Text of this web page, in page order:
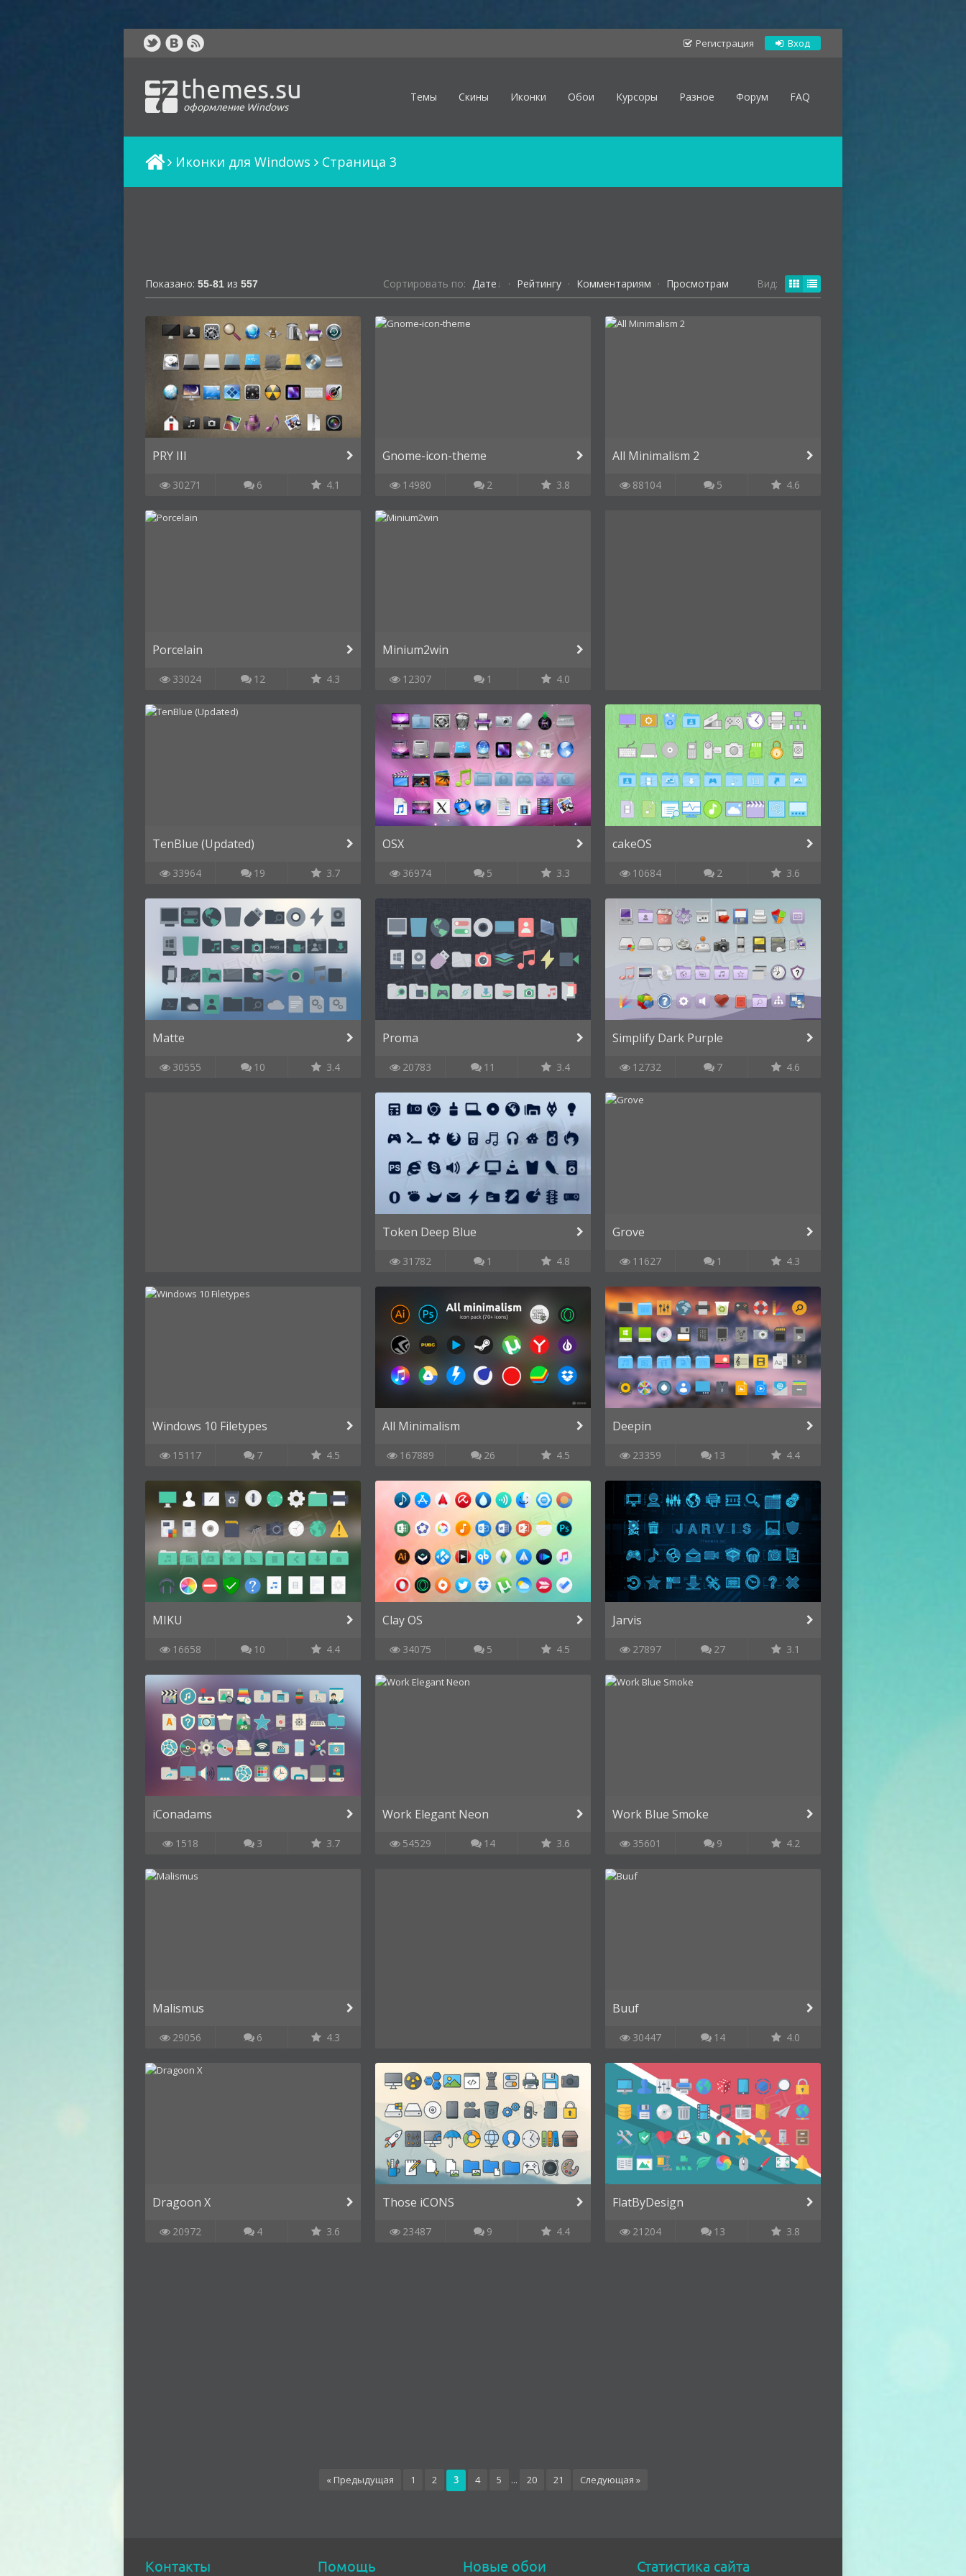
Регистрация Вход
themes.su
оформление Windows
Темы Скины Иконки Обои Курсоры Разное Форум FAQ
Иконки для Windows Cтраница 3
Показано: 55-81 из 557 Сортировать по: Дате · Рейтингу · Комментариям · Просмотрам Вид:
PRY III
30271 6 4.1
Gnome-icon-theme
14980 2 3.8
All Minimalism 2
88104 5 4.6
Porcelain
33024 12 4.3
Minium2win
12307 1 4.0
TenBlue (Updated)
33964 19 3.7
OSX
36974 5 3.3
cakeOS
10684 2 3.6
Matte
30555 10 3.4
Proma
20783 11 3.4
Simplify Dark Purple
12732 7 4.6
Token Deep Blue
31782 1 4.8
Grove
11627 1 4.3
Windows 10 Filetypes
15117 7 4.5
All Minimalism
167889 26 4.5
Deepin
23359 13 4.4
MIKU
16658 10 4.4
Clay OS
34075 5 4.5
Jarvis
27897 27 3.1
iConadams
1518 3 3.7
Work Elegant Neon
54529 14 3.6
Work Blue Smoke
35601 9 4.2
Malismus
29056 6 4.3
Buuf
30447 14 4.0
Dragoon X
20972 4 3.6
Those iCONS
23487 9 4.4
FlatByDesign
21204 13 3.8
« Предыдущая 1 2 3 4 5 ... 20 21 Следующая »
Контакты Помощь Новые обои Статистика сайта